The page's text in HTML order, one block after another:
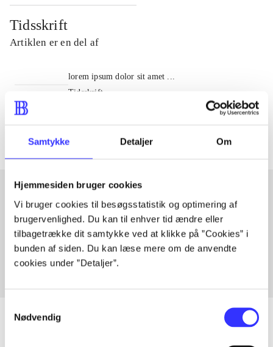
Samtykke Detaljer Om
Hjemmesiden bruger cookies
Vi bruger cookies til besøgsstatistik og optimering af
brugervenlighed. Du kan til enhver tid ændre eller
tilbagetrække dit samtykke ved at klikke på ”Cookies” i
bunden af siden. Du kan læse mere om de anvendte
cookies under ”Detaljer”.
Nødvendig
Tidsskrift
Artiklen er en del af
lorem ipsum dolor sit amet ...
Tidsskrift
Artiklerne i
Artikler med samme emner
Fra